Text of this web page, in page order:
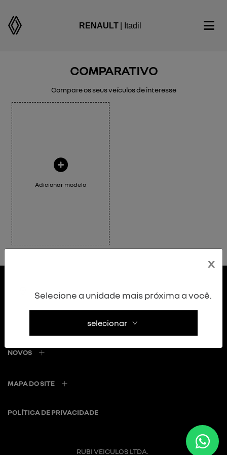
RENAULT | Itadil
COMPARATIVO
Compare os seus veículos de interesse
Adicionar modelo
NOVOS
MAPA DO SITE
POLÍTICA DE PRIVACIDADE
RUBI VEICULOS LTDA.
x
Selecione a unidade mais próxima a você.
selecionar